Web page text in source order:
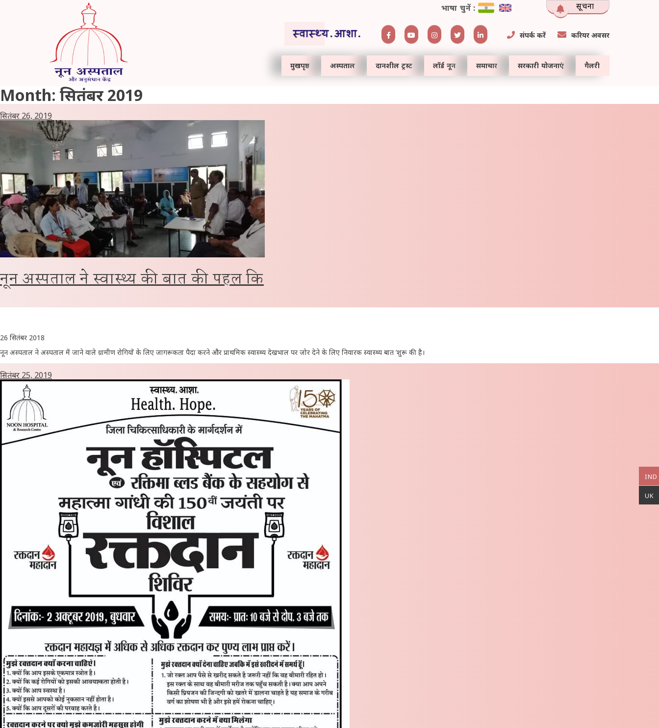
भाषा चुनें : सूचना
संपर्क करें करियर अवसर
मुखपृष्ठ अस्पताल दानशील ट्रस्ट लॉर्ड नून समाचार सरकारी योजनाएं गैलरी
IND
UK
Month: सितंबर 2019
सितंबर 26, 2019
नून अस्पताल ने स्वास्थ्य की बात की पहल कि
26 सितंबर 2018
नून अस्पताल ने अस्पताल में जाने वाले ग्रामीण रोगियों के लिए जागरूकता पैदा करने और प्राथमिक स्वास्थ्य देखभाल पर जोर देने के लिए निवारक स्वास्थ्य बात ’शुरू की है।
सितंबर 25, 2019